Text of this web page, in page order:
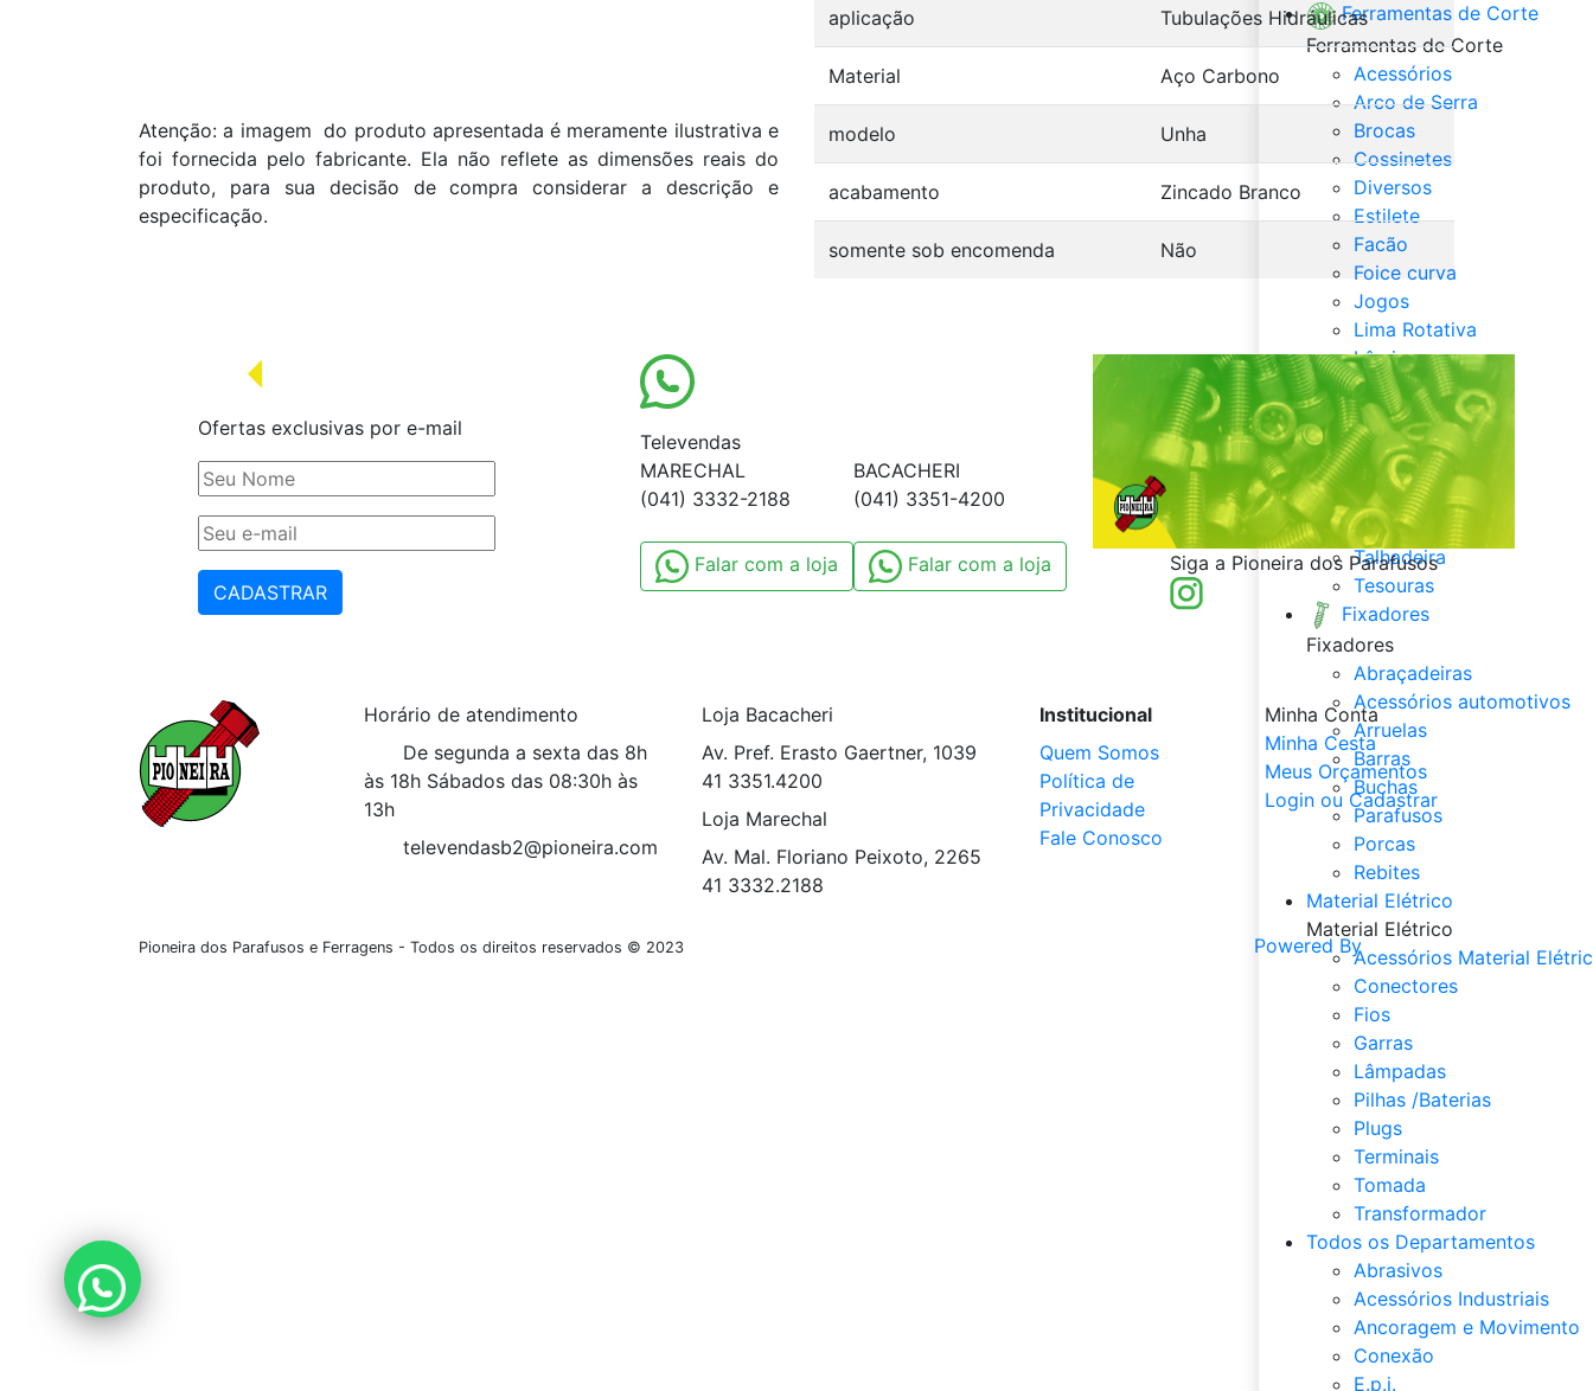
Ferramentas de Corte
Ferramentas de Corte
Acessórios
Arco de Serra
Brocas
Cossinetes
Diversos
Estilete
Facão
Foice curva
Jogos
Lima Rotativa
Lâmina
Machos
Ponteiro
Rosca postica
Serra Copo
Serra Wídea
Serras
Talhadeira
Tesouras
Fixadores
Fixadores
Abraçadeiras
Acessórios automotivos
Arruelas
Barras
Buchas
Parafusos
Porcas
Rebites
Material Elétrico
Material Elétrico
Acessórios Material
Conectores
Fios
Garras
Lâmpadas
Pilhas /Baterias
Plugs
Terminais
Tomada
Transformador
Todos os Departamentos
Abrasivos
Acessórios Industriais
Ancoragem e Movimento
Conexão
E.p.i.
Atenção: a imagem do produto apresentada é meramente ilustrativa e
foi fornecida pelo fabricante. Ela não reflete as dimensões reais do
produto, para sua decisão de compra considerar a descrição e
especificação.
aplicação Tubulações Hidráulicas
Material Aço Carbono
modelo Unha
acabamento Zincado Branco
somente sob encomenda Não
Ofertas exclusivas por e-mail
CADASTRAR
Televendas
MARECHAL
(041) 3332-2188
Falar com a loja
BACACHERI
(041) 3351-4200
Falar com a loja Siga a Pioneira dos Parafusos
Horário de atendimento
De segunda a sexta das 8h
às 18h Sábados das 08:30h às
13h
televendasb2@pioneira.com
Loja Bacacheri
Av. Pref. Erasto Gaertner, 1039
41 3351.4200
Loja Marechal
Av. Mal. Floriano Peixoto, 2265
41 3332.2188
Institucional
Quem Somos
Política de
Privacidade
Fale Conosco
Minha Conta
Minha Cesta
Meus Orçamentos
Login ou Cadastrar
Pioneira dos Parafusos e Ferragens - Todos os direitos reservados © 2023 Powered By